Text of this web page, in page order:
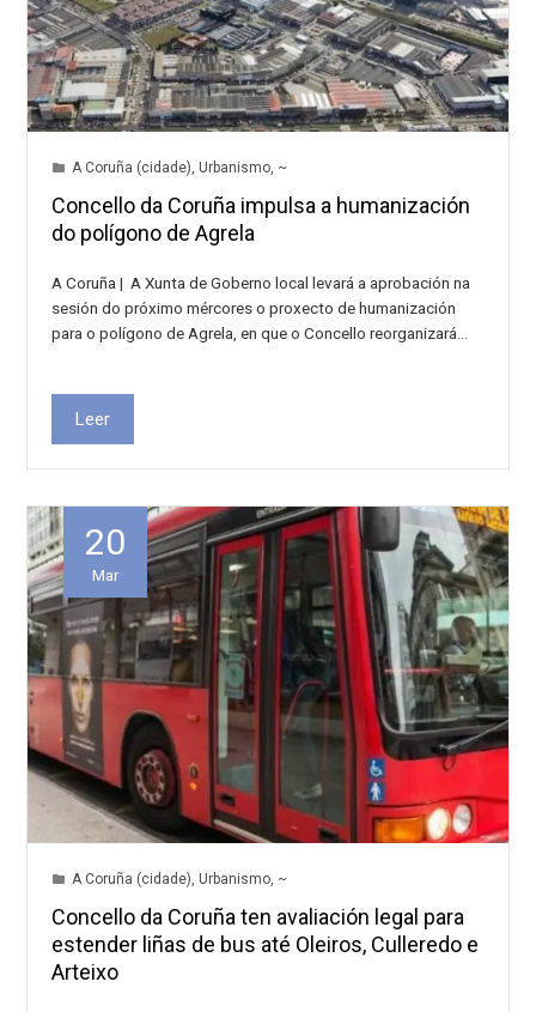
A Coruña (cidade), Urbanismo, ~
Concello da Coruña impulsa a humanización
do polígono de Agrela
A Coruña | A Xunta de Goberno local levará a aprobación na
sesión do próximo mércores o proxecto de humanización
para o polígono de Agrela, en que o Concello reorganizará…
Leer
20
Mar
A Coruña (cidade), Urbanismo, ~
Concello da Coruña ten avaliación legal para
estender liñas de bus até Oleiros, Culleredo e
Arteixo